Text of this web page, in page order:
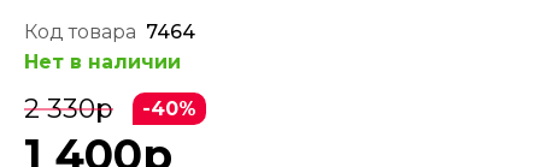
Код товара 7464
Нет в наличии
2 330р -40%
1 400р